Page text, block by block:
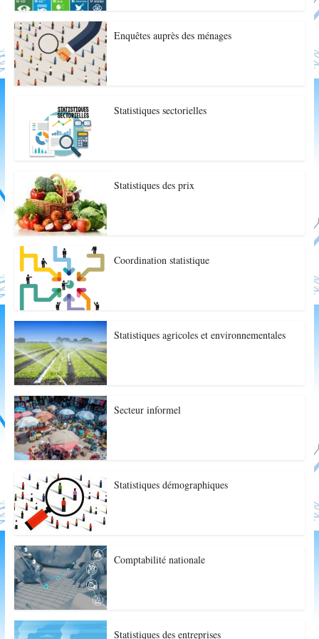
Enquêtes auprès des ménages
Statistiques sectorielles
Statistiques des prix
Coordination statistique
Statistiques agricoles et environnementales
Secteur informel
Statistiques démographiques
Comptabilité nationale
Statistiques des entreprises